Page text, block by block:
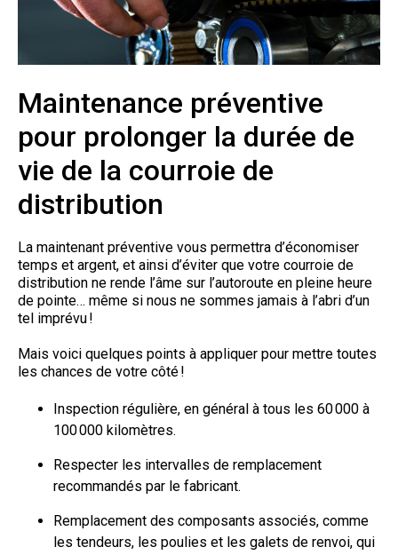
Maintenance préventive
pour prolonger la durée de
vie de la courroie de
distribution
La maintenant préventive vous permettra d’économiser
temps et argent, et ainsi d’éviter que votre courroie de
distribution ne rende l’âme sur l’autoroute en pleine heure
de pointe… même si nous ne sommes jamais à l’abri d’un
tel imprévu !
Mais voici quelques points à appliquer pour mettre toutes
les chances de votre côté !
Inspection régulière, en général à tous les 60 000 à
100 000 kilomètres.
Respecter les intervalles de remplacement
recommandés par le fabricant.
Remplacement des composants associés, comme
les tendeurs, les poulies et les galets de renvoi, qui